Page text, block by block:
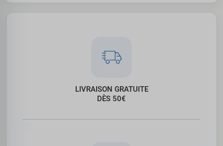
LIVRAISON GRATUITE
DÈS 50€